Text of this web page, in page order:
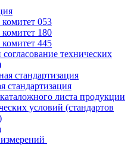
053
180
445
технических
стандартизация
стандартизация
листа продукции
условий (стандартов